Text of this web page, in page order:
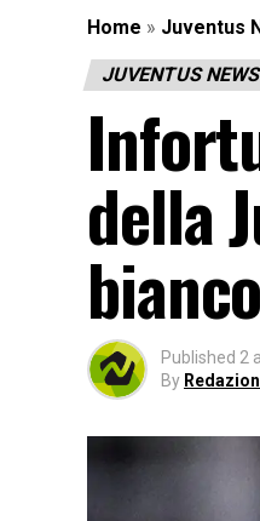
Home » Juventus
JUVENTUS NEWS
della
Published 2
By